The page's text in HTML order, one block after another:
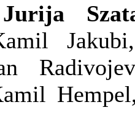
Jurija